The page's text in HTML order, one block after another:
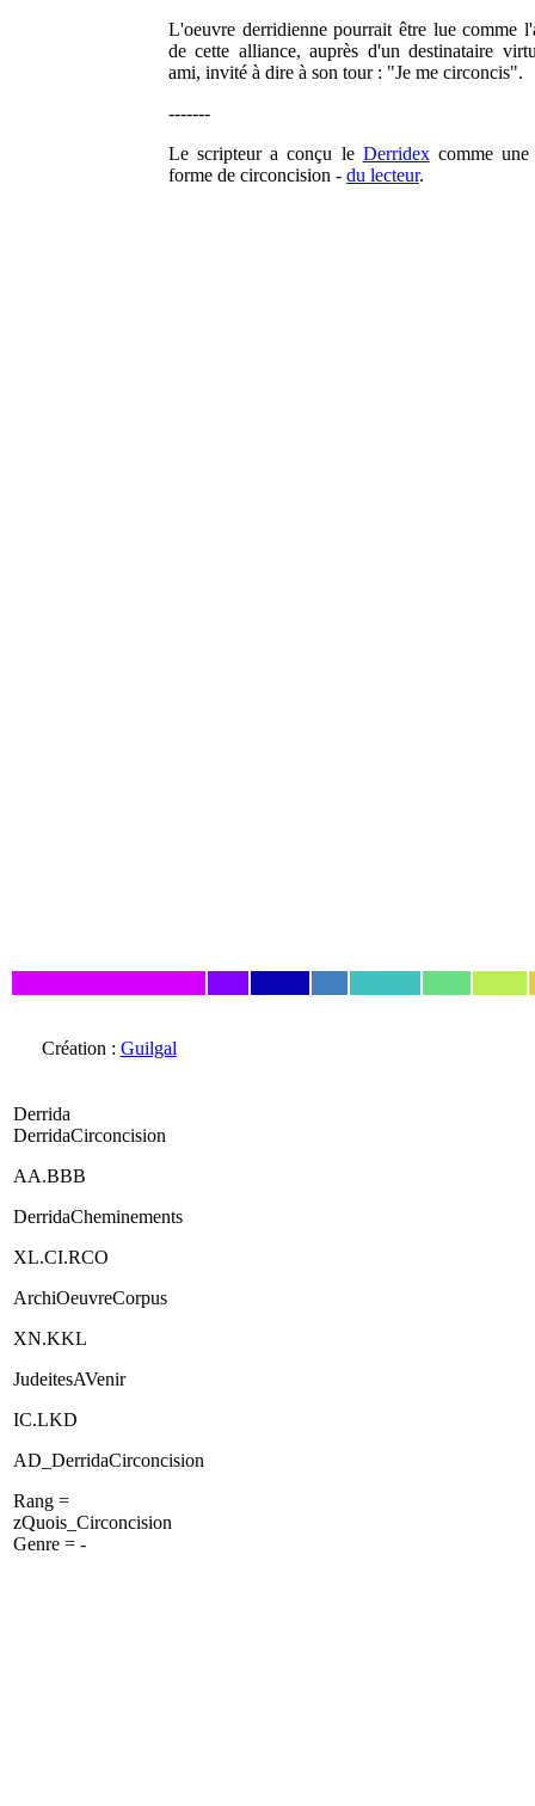
L'oeuvre derridienne pourrait être lue comme
de cette alliance, auprès d'un destinataire
ami, invité à dire à son tour : "Je me circoncis".
-------
Le scripteur a conçu le Derridexcomme une
forme de circoncision - du lecteur.
Création : Guilgal
Derrida
DerridaCirconcision
AA.BBB
DerridaCheminements
XL.CI.RCO
ArchiOeuvreCorpus
XN.KKL
JudeitesAVenir
IC.LKD
AD_DerridaCirconcision
Rang =
zQuois_Circoncision
Genre = -